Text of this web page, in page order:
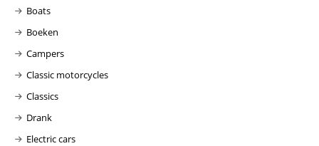
Boats
Boeken
Campers
Classic motorcycles
Classics
Drank
Electric cars